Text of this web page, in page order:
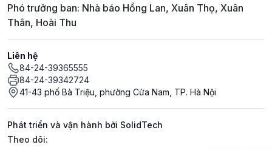
Phó trưởng ban: Nhà báo Hồng Lan, Xuân Thọ, Xuân
Thân, Hoài Thu
Liên hệ
84-24-39365555
84-24-39342724
41-43 phố Bà Triệu, phường Cửa Nam, TP. Hà Nội
Phát triển và vận hành bởi SolidTech
Mạng xã hội
Theo dõi: